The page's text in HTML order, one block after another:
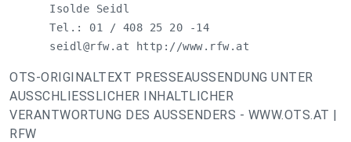
      Isolde Seidl
      Tel.: 01 / 408 25 20 -14
seidl@rfw.at http://www.rfw.at
OTS-ORIGINALTEXT PRESSEAUSSENDUNG UNTER
AUSSCHLIESSLICHER INHALTLICHER
VERANTWORTUNG DES AUSSENDERS - WWW.OTS.AT |
RFW